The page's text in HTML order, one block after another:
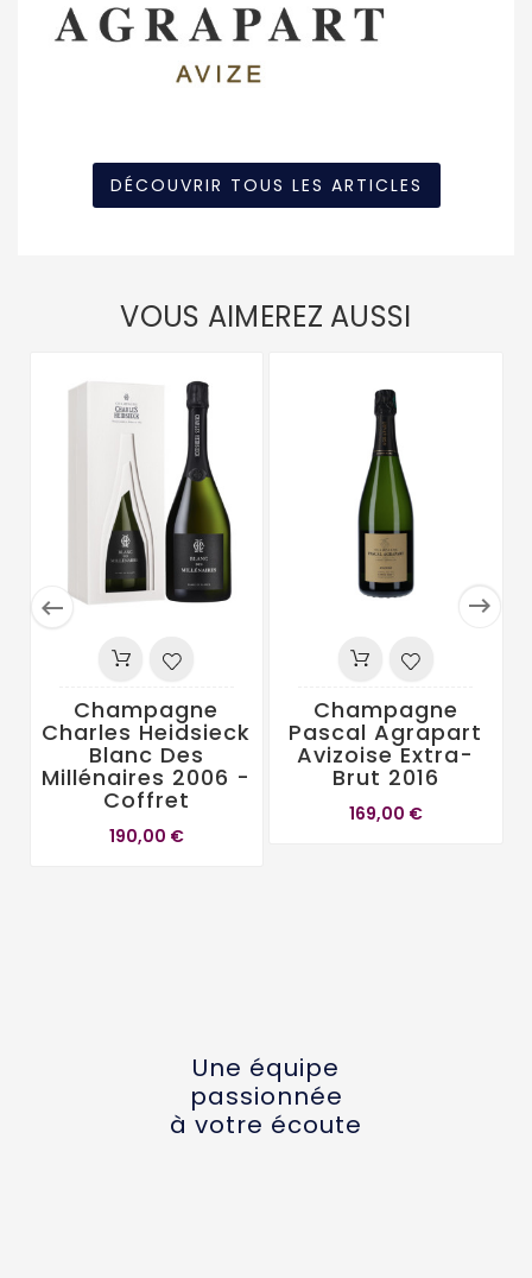
DÉCOUVRIR TOUS LES ARTICLES
VOUS AIMEREZ AUSSI
 
Champagne
Charles Heidsieck
Blanc Des
Millénaires 2006 -
Coffret
190,00 €
Champagne
Pascal Agrapart
Avizoise Extra-
Brut 2016
169,00 €
Une équipe
passionnée
à votre écoute